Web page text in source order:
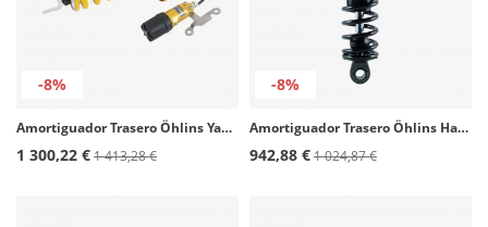
-8%
Amortiguador Trasero Öhlins Yamaha Tenere 700 Extreme (23-24) / World Raid (22-25) YA 819
1 300,22 €1 413,28 €
-8%
Amortiguador Trasero Öhlins Harley-davidson XL Sportster (04-22) HD 751
942,88 €1 024,87 €